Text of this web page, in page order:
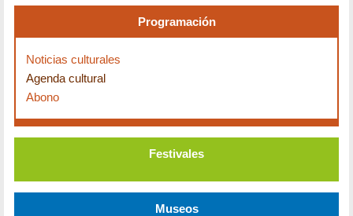
Programación
Noticias culturales
Agenda cultural
Abono
Festivales
Museos